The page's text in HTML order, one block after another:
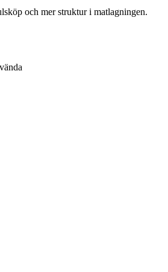
och mer struktur i matlagningen.